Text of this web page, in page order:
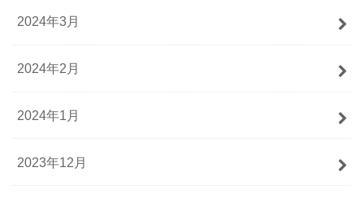
2024年3月
2024年2月
2024年1月
2023年12月